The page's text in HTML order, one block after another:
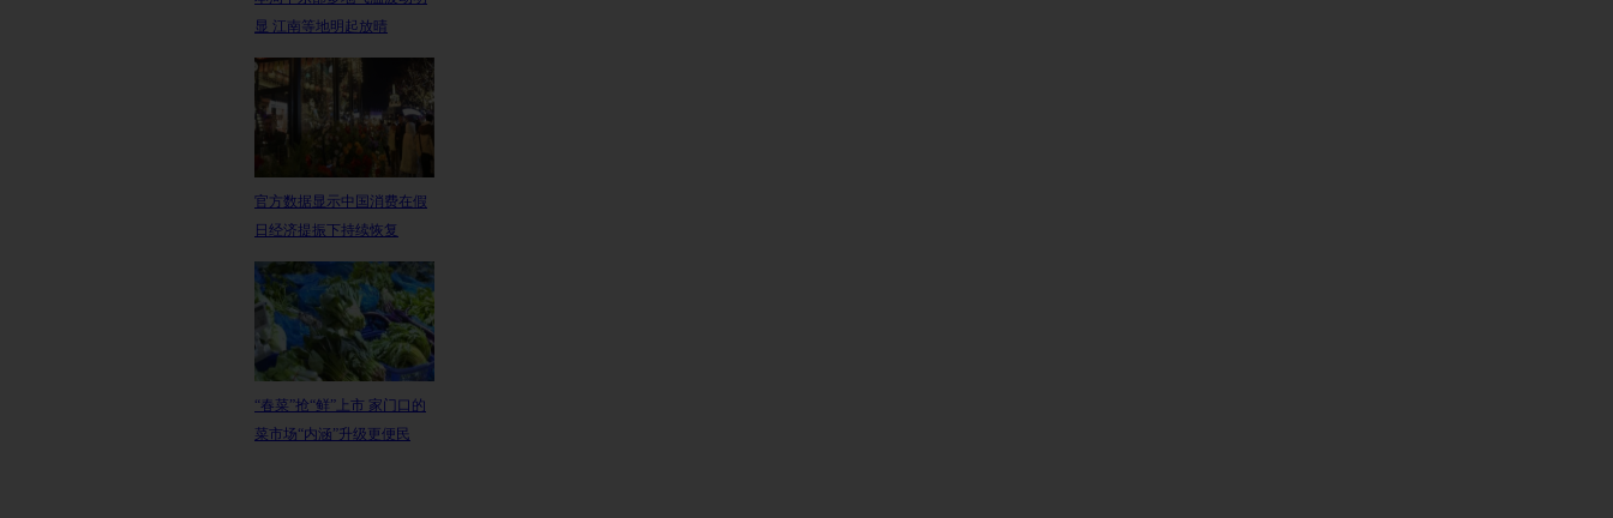
显 江南等地明起放晴
官方数据显示中国消费在假
日经济提振下持续恢复
“春菜”抢“鲜”上市 家门口的
菜市场“内涵”升级更便民